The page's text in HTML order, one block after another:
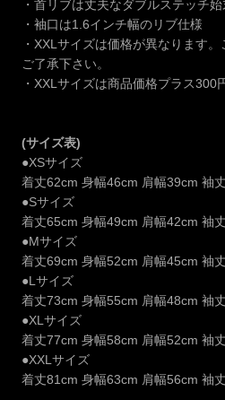
・首リブは丈夫なダブルステッチ始
・袖口は1.6インチ幅のリブ仕様
・XXLサイズは価格が異なります
ご了承下さい。
・XXLサイズは商品価格プラス300
(サイズ表)
●XSサイズ
着丈62cm 身幅46cm 肩幅39cm 袖
●Sサイズ
着丈65cm 身幅49cm 肩幅42cm 袖
●Mサイズ
着丈69cm 身幅52cm 肩幅45cm 袖
●Lサイズ
着丈73cm 身幅55cm 肩幅48cm 袖
●XLサイズ
着丈77cm 身幅58cm 肩幅52cm 袖
●XXLサイズ
着丈81cm 身幅63cm 肩幅56cm 袖